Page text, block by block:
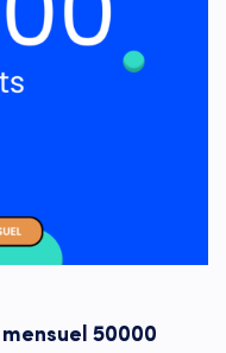
50000